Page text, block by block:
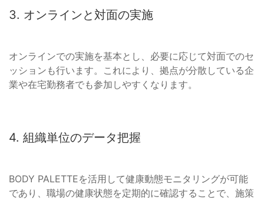
3. オンラインと対面の実施
オンラインでの実施を基本とし、必要に応じて対面でのセ
ッションも行います。これにより、拠点が分散している企
業や在宅勤務者でも参加しやすくなります。
4. 組織単位のデータ把握
BODY PALETTEを活用して健康動態モニタリングが可能
であり、職場の健康状態を定期的に確認することで、施策